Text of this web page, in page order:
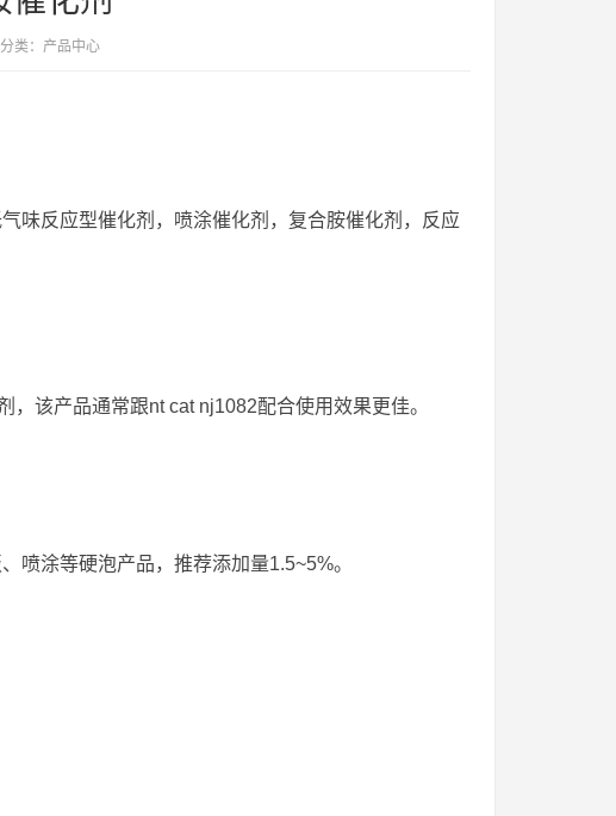
类： 产品中心
味反应型催化剂，喷涂催化剂，复合胺催化剂，反应
该产品通常跟nt cat nj1082配合使用效果更佳。
喷涂等硬泡产品，推荐添加量1.5~5%。